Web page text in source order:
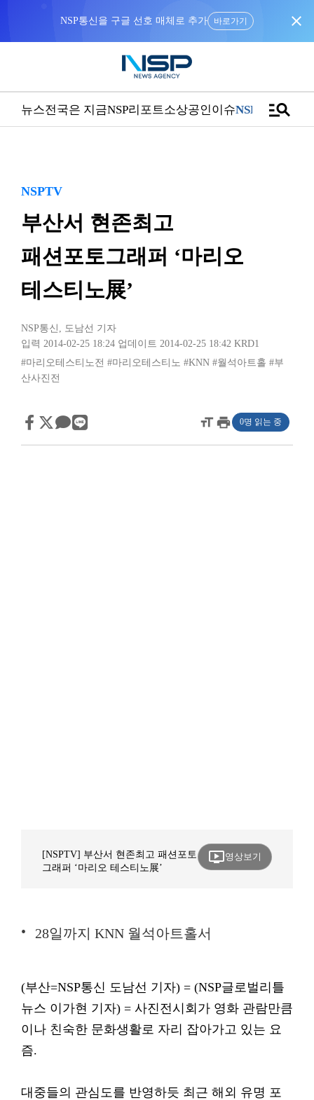
바로가기 close
뉴스전국은 지금NSP리포트소상공인이슈NSPTVmanage_search
NSPTV
부산서 현존최고
패션포토그래퍼 ‘마리오
테스티노展’
NSP통신 , 도남선 기자
입력 2014-02-25 18:24 업데이트 2014-02-25 18:42 KRD1
#마리오테스티노전 #마리오테스티노 #KNN #월석아트홀 #부
산사진전
format_sizeprint 0명 읽는 중
[NSPTV] 부산서 현존최고 패션포토
그래퍼 ‘마리오 테스티노展’
ondemand_video영상보기
28일까지 KNN 월석아트홀서
(부산=NSP통신 도남선 기자) = (NSP글로벌리틀
뉴스 이가현 기자) = 사진전시회가 영화 관람만큼
이나 친숙한 문화생활로 자리 잡아가고 있는 요
즘.
대중들의 관심도를 반영하듯 최근 해외 유명 포